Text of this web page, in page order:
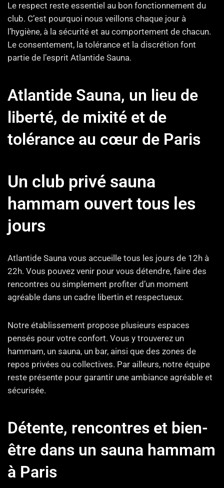
Le respect reste essentiel au bon fonctionnement du
club. C’est pourquoi nous veillons chaque jour à
l’hygiène, à la sécurité et au comportement de chacun.
Le consentement, la tolérance et la discrétion font
partie de l’esprit Atlantide Sauna.
Atlantide Sauna, un lieu de
liberté, de mixité et de
tolérance au cœur de Paris
Un club privé sauna
hammam ouvert tous les
jours
Atlantide Sauna vous accueille tous les jours de 12h à
22h. Vous pouvez venir pour vous détendre, faire des
rencontres ou simplement profiter d’un moment
agréable dans un cadre libertin et respectueux.
Notre établissement propose plusieurs espaces
pensés pour votre confort. Vous y trouverez un
hammam, un sauna, un bar, ainsi que des zones de
repos privées ou collectives. Par ailleurs, notre équipe
reste présente pour garantir une ambiance agréable et
sécurisée.
Détente, rencontres et bien-
être dans un sauna hammam
à Paris